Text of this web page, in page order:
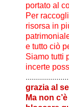
portato al
Per
risorsa in
e tutto ciò
Siamo tutti
incerte
grazia al
Ma non